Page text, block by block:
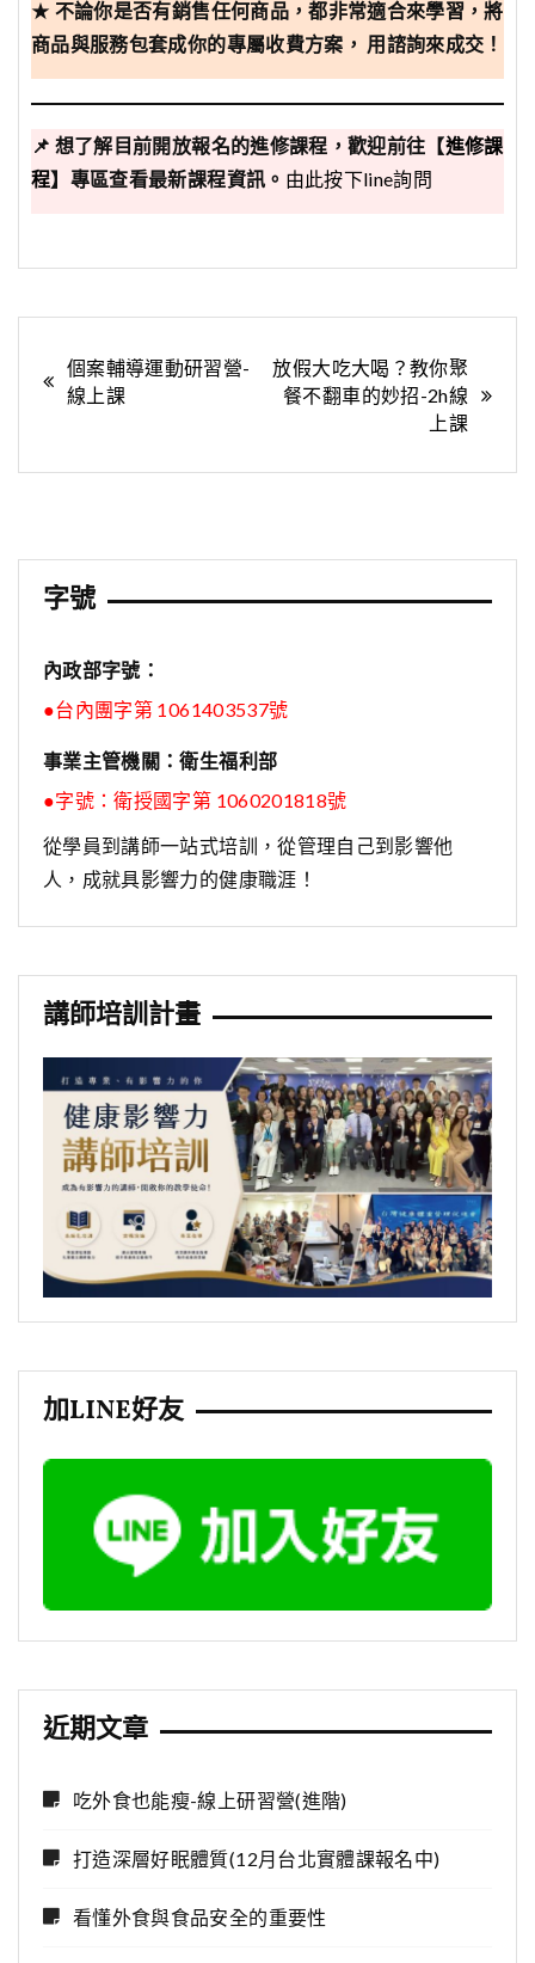
★ 不論你是否有銷售任何商品，都非常適合來學習，將
商品與服務包套成你的專屬收費方案， 用諮詢來成交！
📌 想了解目前開放報名的進修課程，歡迎前往【進修課
程】專區查看最新課程資訊。 由此按下line詢問
文
章
導
個案輔導運動研習營-
線上課
放假大吃大喝？教你聚
餐不翻車的妙招-2h線
上課
字號
內政部字號：
●台內團字第 1061403537號
事業主管機關：衛生福利部
●字號：衛授國字第 1060201818號
從學員到講師一站式培訓，從管理自己到影響他
人，成就具影響力的健康職涯！
講師培訓計畫
加LINE好友
近期文章
吃外食也能瘦-線上研習營(進階)
打造深層好眠體質(12月台北實體課報名中)
看懂外食與食品安全的重要性